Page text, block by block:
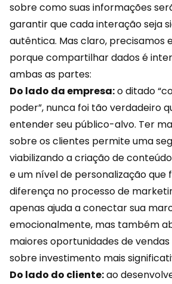
sobre como suas informações
garantir que cada interação seja
autêntica. Mas claro, precisamos
porque compartilhar dados é
ambas as partes:
Do lado da empresa:o ditado
poder”, nunca foi tão verdadeiro
entender seu público-alvo. Ter
sobre os clientes permite uma
viabilizando a criação de
e um nível de personalização que
diferença no processo de
apenas ajuda a conectar sua
emocionalmente, mas também
maiores oportunidades de
sobre investimento mais
Do lado do cliente:ao